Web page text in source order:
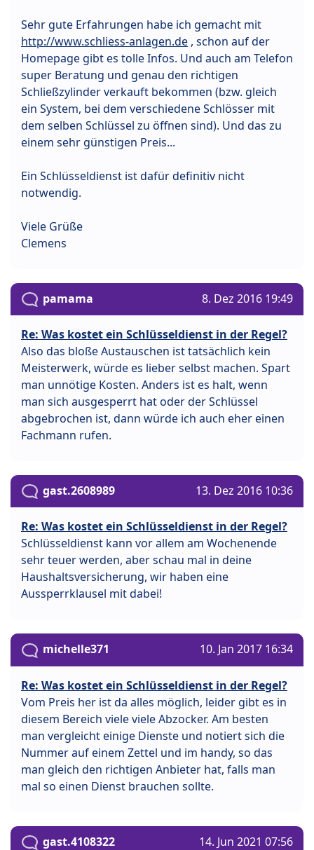
Sehr gute Erfahrungen habe ich gemacht mit
http://www.schliess-anlagen.de , schon auf der
Homepage gibt es tolle Infos. Und auch am Telefon
super Beratung und genau den richtigen
Schließzylinder verkauft bekommen (bzw. gleich
ein System, bei dem verschiedene Schlösser mit
dem selben Schlüssel zu öffnen sind). Und das zu
einem sehr günstigen Preis...
Ein Schlüsseldienst ist dafür definitiv nicht
notwendig.
Viele Grüße
Clemens
pamama 8. Dez 2016 19:49
Re: Was kostet ein Schlüsseldienst in der Regel?
Also das bloße Austauschen ist tatsächlich kein
Meisterwerk, würde es lieber selbst machen. Spart
man unnötige Kosten. Anders ist es halt, wenn
man sich ausgesperrt hat oder der Schlüssel
abgebrochen ist, dann würde ich auch eher einen
Fachmann rufen.
gast.2608989 13. Dez 2016 10:36
Re: Was kostet ein Schlüsseldienst in der Regel?
Schlüsseldienst kann vor allem am Wochenende
sehr teuer werden, aber schau mal in deine
Haushaltsversicherung, wir haben eine
Aussperrklausel mit dabei!
michelle371 10. Jan 2017 16:34
Re: Was kostet ein Schlüsseldienst in der Regel?
Vom Preis her ist da alles möglich, leider gibt es in
diesem Bereich viele viele Abzocker. Am besten
man vergleicht einige Dienste und notiert sich die
Nummer auf einem Zettel und im handy, so das
man gleich den richtigen Anbieter hat, falls man
mal so einen Dienst brauchen sollte.
gast.4108322 14. Jun 2021 07:56